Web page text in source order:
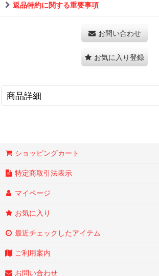
返品特約に関する重要事項
お問い合わせ
お気に入り登録
商品詳細
ショッピングカート
特定商取引法表示
マイページ
お気に入り
最近チェックしたアイテム
ご利用案内
お問い合わせ